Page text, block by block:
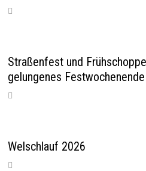
Straßenfest und
gelungenes Festwochenende
Welschlauf 2026